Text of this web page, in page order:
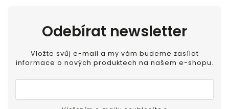
Odebírat newsletter
Vložte svůj e-mail a my vám budeme zasílat
informace o nových produktech na našem e-shopu.